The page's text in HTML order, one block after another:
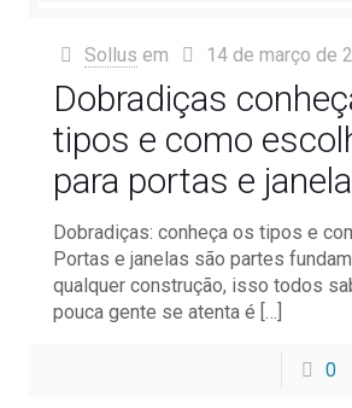
Sollus em 14 de março de
Dobradiças
tipos e como
para portas e
Dobradiças: conheça os tipos e
Portas e janelas são partes
qualquer construção, isso todos
pouca gente se atenta é […]
0